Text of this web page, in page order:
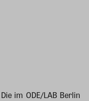
Die im ODE/LAB Berlin